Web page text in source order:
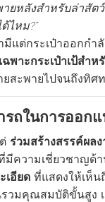
ยหลังสำหรับล่าสั
ไหม?”
แต่กระเป๋าออกกำ
เฉพาะกระเป๋าเป้สำ
สะพายไปจนถึงทิศ
รถในการออก
ร่วมสร้างสรรค์ผล
มีความเชี่ยวชาญด้
อียด ที่แสดงให้เห็น
วมคุณสมบัติขั้นสูง